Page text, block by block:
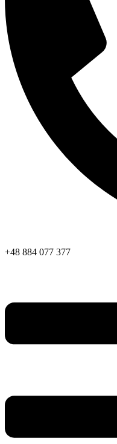
+48 884 077 377